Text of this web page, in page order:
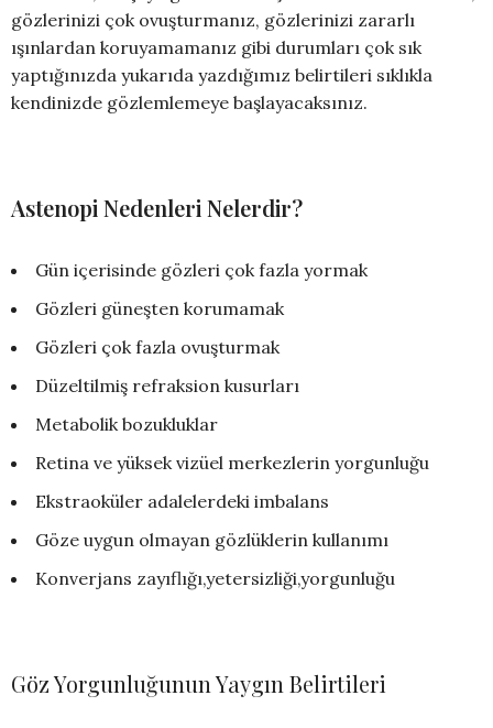
gözlerinizi çok ovuşturmanız, gözlerinizi zararlı
ışınlardan koruyamamanız gibi durumları çok sık
yaptığınızda yukarıda yazdığımız belirtileri sıklıkla
kendinizde gözlemlemeye başlayacaksınız.
Astenopi Nedenleri Nelerdir?
Gün içerisinde gözleri çok fazla yormak
Gözleri güneşten korumamak
Gözleri çok fazla ovuşturmak
Düzeltilmiş refraksion kusurları
Metabolik bozukluklar
Retina ve yüksek vizüel merkezlerin yorgunluğu
Ekstraoküler adalelerdeki imbalans
Göze uygun olmayan gözlüklerin kullanımı
Konverjans zayıflığı,yetersizliği,yorgunluğu
Göz Yorgunluğunun Yaygın Belirtileri